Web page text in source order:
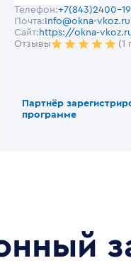
Телефон:+7(843)2400-
Почта: Info@okna-vkoz.ru
Сайт: https://okna-
Отзывы
(1
Партнёр
программе